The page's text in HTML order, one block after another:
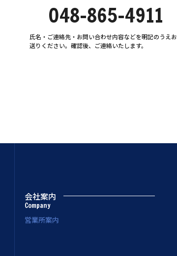
048-865-4911
氏名・ご連絡先・お問い合わせ内容などを明記のうえお
送りください。確認後、ご連絡いたします。
会社案内
Company
営業所案内